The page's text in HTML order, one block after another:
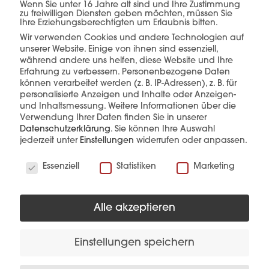
einer Hand.
mehr erfahren
Diese Produkte könnten Sie auch
Wenn Sie unter 16 Jahre alt sind und Ihre Zustimmung
zu freiwilligen Diensten geben möchten, müssen Sie
Ihre Erziehungsberechtigten um Erlaubnis bitten.
Wir verwenden Cookies und andere Technologien auf
unserer Website. Einige von ihnen sind essenziell,
während andere uns helfen, diese Website und Ihre
Erfahrung zu verbessern. Personenbezogene Daten
können verarbeitet werden (z. B. IP-Adressen), z. B. für
personalisierte Anzeigen und Inhalte oder Anzeigen-
und Inhaltsmessung. Weitere Informationen über die
Verwendung Ihrer Daten finden Sie in unserer
Datenschutzerklärung. Sie können Ihre Auswahl
jederzeit unter Einstellungen widerrufen oder anpassen.
Essenziell
Statistiken Marketing
Alle akzeptieren
Einstellungen speichern